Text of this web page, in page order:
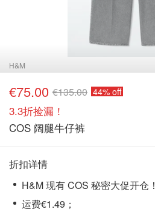
H&M
€75.00 €135.00 44% off
3.3折捡漏！
COS 阔腿牛仔裤
折扣详情
H&M 现有 COS 秘密大促开仓！
运费€1.49；